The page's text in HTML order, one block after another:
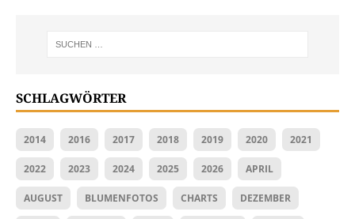
SCHLAGWÖRTER
2014 2016 2017 2018 2019 2020 2021
2022 2023 2024 2025 2026 APRIL
AUGUST BLUMENFOTOS CHARTS DEZEMBER